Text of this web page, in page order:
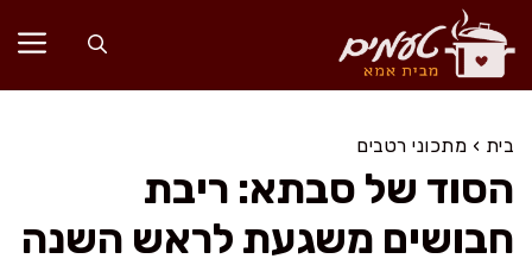
לדלג
לתוכן
בית › מתכוני רטבים
הסוד של סבתא: ריבת
חבושים משגעת לראש השנה